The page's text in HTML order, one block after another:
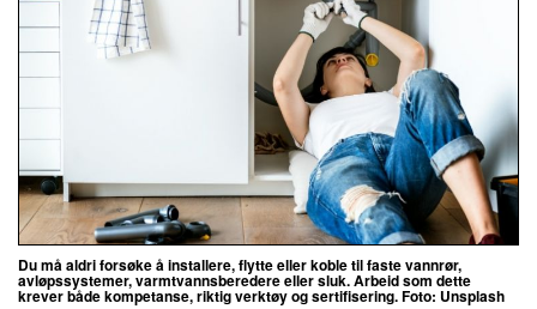
Du må aldri forsøke å installere, flytte eller koble til faste vannrør,
avløpssystemer, varmtvannsberedere eller sluk. Arbeid som dette
krever både kompetanse, riktig verktøy og sertifisering. Foto: Unsplash